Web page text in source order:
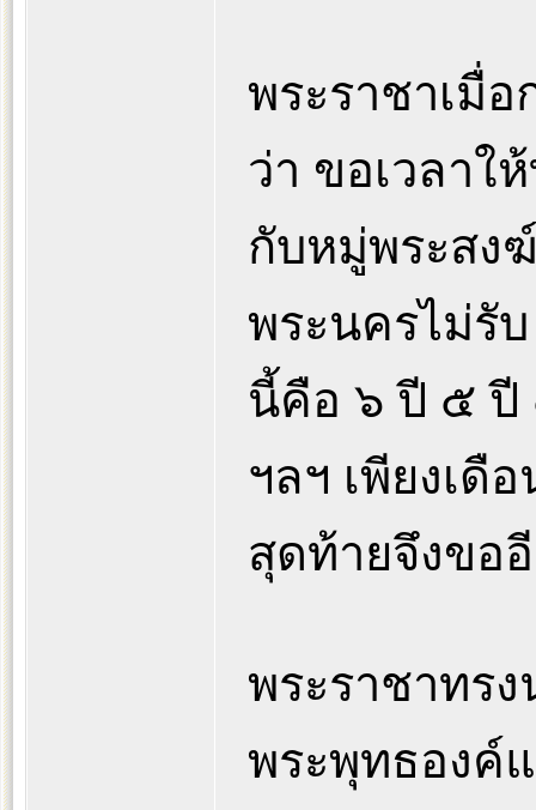
พระราชาเมื่
ว่า ขอเวลาใ
กับหมู่พระสง
พระนครไม่รั
นี้คือ ๖ ปี ๕ ปี
ฯลฯ เพียงเดื
สุดท้ายจึงขอ
พระราชาทรง
พระพุทธองค์